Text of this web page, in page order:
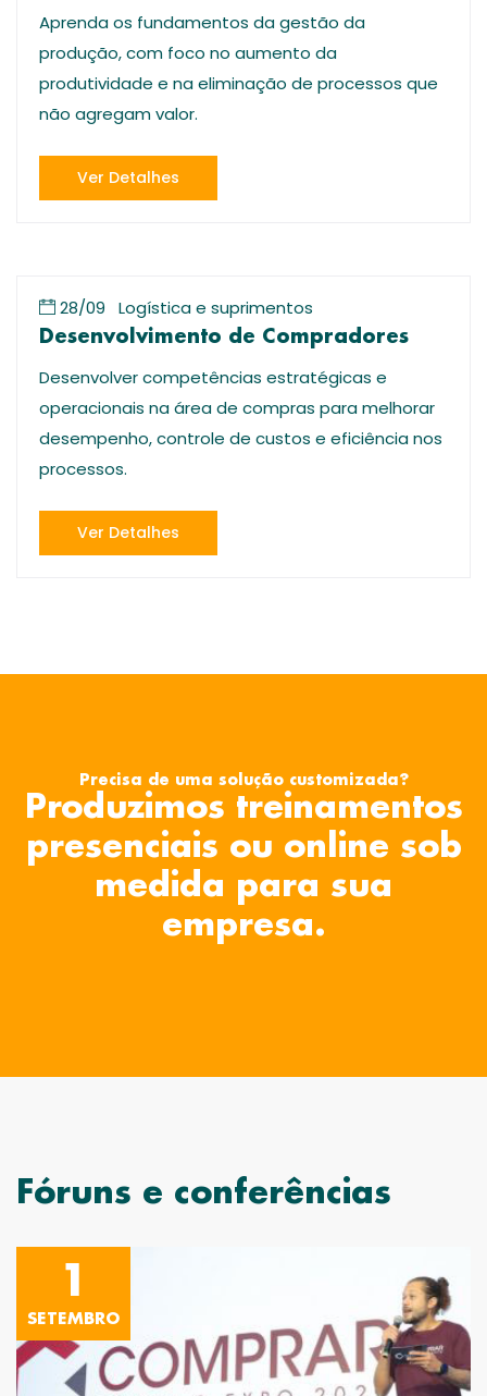
Aprenda os fundamentos da gestão da
produção, com foco no aumento da
produtividade e na eliminação de processos que
não agregam valor.
Ver Detalhes
28/09 Logística e suprimentos
Desenvolvimento de Compradores
Desenvolver competências estratégicas e
operacionais na área de compras para melhorar
desempenho, controle de custos e eficiência nos
processos.
Ver Detalhes
Precisa de uma solução customizada?
Produzimos treinamentos
presenciais ou online sob
medida para sua
empresa.
Fóruns e conferências
1
SETEMBRO